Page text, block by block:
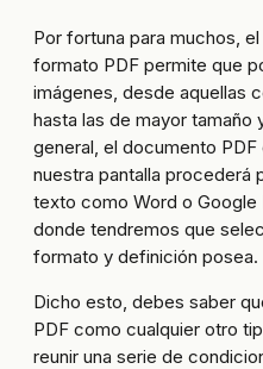
Por fortuna para muchos,
formato PDF permite que
imágenes, desde aquellas
hasta las de mayor tamaño
general, el documento
nuestra pantalla procederá
texto como Word o
donde tendremos que
formato y definición posea.
Dicho esto, debes saber
PDF como cualquier otro
reunir una serie de